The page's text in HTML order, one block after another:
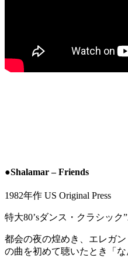
●Shalamar – Friends
1982年作 US Original Press
特大80’sダンス・クラシック
都会の夜の煌めき、エレガ
の曲を初めて聴いたとき「